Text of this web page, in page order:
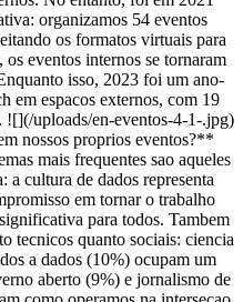
organizamos 54 eventos
os formatos virtuais para
eventos internos se tornaram
isso, 2023 foi um ano-
em espacos externos, com 19
![](/uploads/en-eventos-4-1-.jpg)
nossos proprios eventos?**
mais frequentes sao aqueles
a cultura de dados representa
em tornar o trabalho
para todos. Tambem
tecnicos quanto sociais: ciencia
a dados (10%) ocupam um
aberto (9%) e jornalismo de